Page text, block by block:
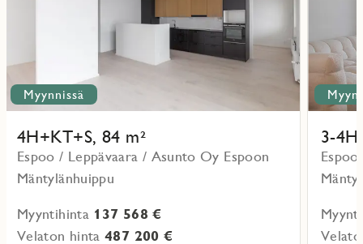
Myynnissä
4H+KT+S, 84 m²
Espoo / Leppävaara / Asunto Oy Espoon
Mäntylänhuippu
Myyntihinta 137 568 €
Velaton hinta487 200 €
3-